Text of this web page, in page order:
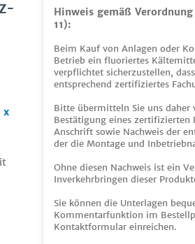
Hinweis gemäß
11):
Beim Kauf von Anlagen oder
Betrieb ein fluoriertes
verpflichtet sicherzustellen,
entsprechend zertifiziertes
Bitte übermitteln Sie uns daher
Bestätigung eines zertifizierten
Anschrift sowie Nachweis der
der die Montage und
Ohne diesen Nachweis ist ein
Inverkehrbringen dieser
Sie können die Unterlagen
Kommentarfunktion im
Kontaktformular einreichen.
x